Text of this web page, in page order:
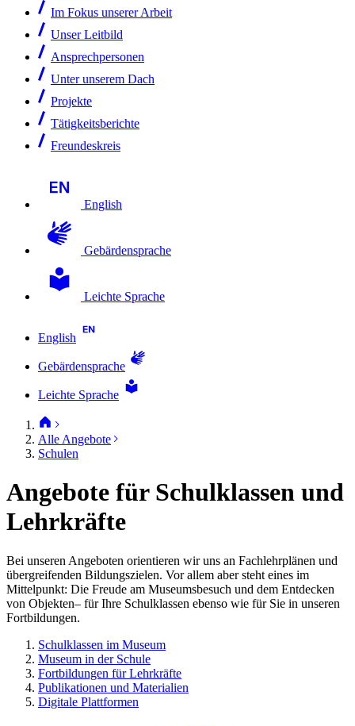
Im Fokus unserer Arbeit
Unser Leitbild
Ansprechpersonen
Unter unserem Dach
Projekte
Tätigkeitsberichte
Freundeskreis
English
Gebärdensprache
Leichte Sprache
English
Gebärdensprache
Leichte Sprache
Alle Angebote
Schulen
Angebote für Schulklassen und
Lehrkräfte
Bei unseren Angeboten orientieren wir uns an Fachlehrplänen und
übergreifenden Bildungszielen. Vor allem aber steht eines im
Mittelpunkt: Die Freude am Museumsbesuch und dem Entdecken
von Objekten– für Ihre Schulklassen ebenso wie für Sie in unseren
Fortbildungen.
Schulklassen im Museum
Museum in der Schule
Fortbildungen für Lehrkräfte
Publikationen und Materialien
Digitale Plattformen